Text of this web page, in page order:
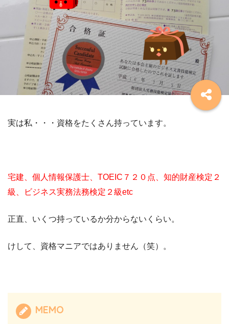
実は私・・・資格をたくさん持っています。
宅建、個人情報保護士、TOEIC７２０点、知的財産検定２
級、ビジネス実務法務検定２級etc
正直、いくつ持っているか分からないくらい。
けして、資格マニアではありません（笑）。
MEMO